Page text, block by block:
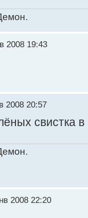
2008 19:43
2008 20:57
свистка
2008 22:20